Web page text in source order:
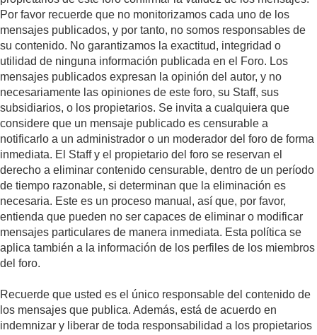
Por favor recuerde que no monitorizamos cada uno de los
mensajes publicados, y por tanto, no somos responsables de
su contenido. No garantizamos la exactitud, integridad o
utilidad de ninguna información publicada en el Foro. Los
mensajes publicados expresan la opinión del autor, y no
necesariamente las opiniones de este foro, su Staff, sus
subsidiarios, o los propietarios. Se invita a cualquiera que
considere que un mensaje publicado es censurable a
notificarlo a un administrador o un moderador del foro de forma
inmediata. El Staff y el propietario del foro se reservan el
derecho a eliminar contenido censurable, dentro de un período
de tiempo razonable, si determinan que la eliminación es
necesaria. Este es un proceso manual, así que, por favor,
entienda que pueden no ser capaces de eliminar o modificar
mensajes particulares de manera inmediata. Esta política se
aplica también a la información de los perfiles de los miembros
del foro.
Recuerde que usted es el único responsable del contenido de
los mensajes que publica. Además, está de acuerdo en
indemnizar y liberar de toda responsabilidad a los propietarios